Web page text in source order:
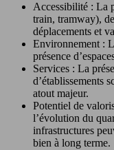
Accessibilité : La
train, tramway),
déplacements et
Environnement :
présence
Services : La
d’établissements
atout majeur.
Potentiel de
l’évolution du
infrastructures
bien à long terme.